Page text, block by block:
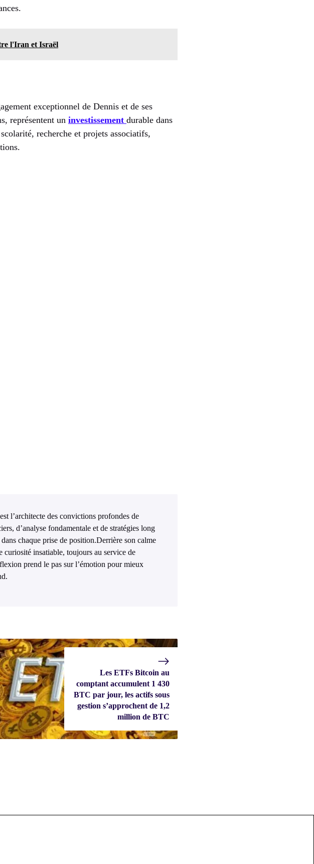
l'Iran et Israël
exceptionnel de Dennis et de ses
représentent un investissement durable dans
recherche et projets associatifs,
l’architecte des convictions profondes de
d’analyse fondamentale et de stratégies long
chaque prise de position.Derrière son calme
curiosité insatiable, toujours au service de
prend le pas sur l’émotion pour mieux
Les ETFs Bitcoin au
comptant accumulent 1 430
BTC par jour, les actifs sous
gestion s’approchent de 1,2
million de BTC